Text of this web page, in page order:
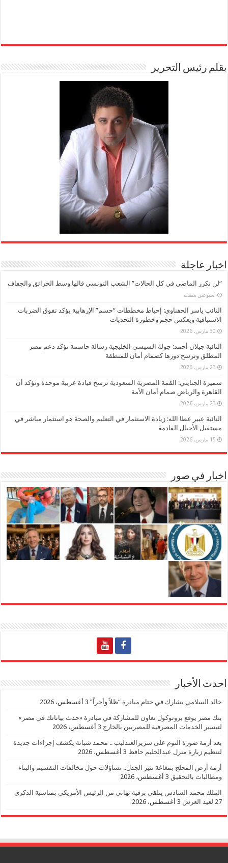
بقلم رئيس التحرير
اخبار عاجلة
“لن نكرر الماضي في كل الحالات” الشعب التونسي قالها وسط الحرائق والجفاف
‏أسبوعين مضت
النائب ياسر الحفناوي: إحباط مخططات “حسم” الإرهابية يؤكد تفوق الضربات
الاستباقية ويعكس حجم وخطورة التحديات
30 مارس، 2026
النائبة جيلان أحمد: جولة السيسي الخليجية رسالة حاسمة تؤكد دعم مصر
المطلق وترسخ دورها كصمام أمان للمنطقة
23 مارس، 2026
سميرة الجنايني: القمة المصرية السعودية ترسخ قيادة عربية موحدة وتؤكد أن
القاهرة والرياض صمام أمان الأمة
23 مارس، 2026
النائبة عبير عطا الله: زيادة الاستثمار في التعليم والصحة هو استثمار مباشر في
مستقبل الأجيال القادمة
15 مارس، 2026
اخبار في صور
احدث الأخبار
خالد السلامي يشارك في ختام مبادرة “ظلاً وأجراً” 3 أغسطس، 2026
بنك مصر يوقع بروتوكول تعاون للمشاركة في مبادرة «حدث بياناتك في مصر»
لتيسير الخدمات المصرفية للمصريين بالخارج 3 أغسطس، 2026
بعد أزمة صورة النوم على سريرالعندليب .. محمد شبانة يكشف إجراءات جديدة
لتنظيم زيارة منزل عبدالحليم حافظ 3 أغسطس، 2026
أزمة أرض المحلج بمغاغة تثير الجدل.. تساؤلات حول مخالفات التقسيم والبناء
ومطالبات بالتحقيق 3 أغسطس، 2026
الملك محمد السادس يتلقي برقية تهاني من الرئيس الأمريكي بمناسبة الذكرى
27 لعيد العرش
3 أغسطس، 2026